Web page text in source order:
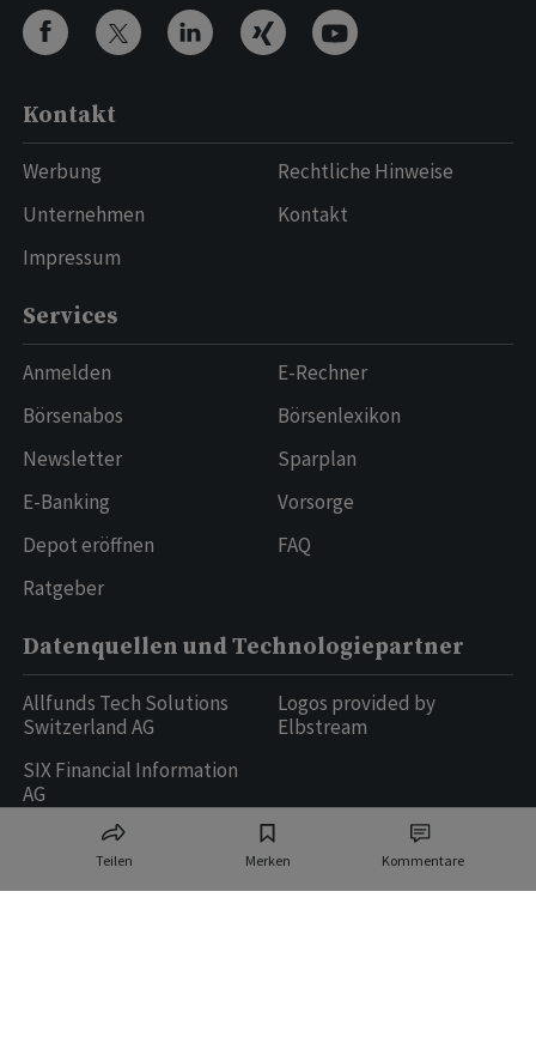
Teilen Merken Kommentare
Kontakt
Werbung
Unternehmen
Impressum
Rechtliche Hinweise
Kontakt
Services
Anmelden
Börsenabos
Newsletter
E-Banking
Depot eröffnen
Ratgeber
E-Rechner
Börsenlexikon
Sparplan
Vorsorge
FAQ
Datenquellen und Technologiepartner
Allfunds Tech Solutions
Switzerland AG
SIX Financial Information
AG
Logos provided by
Elbstream